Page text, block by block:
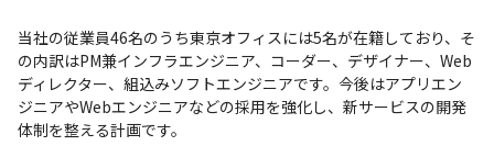
当社の従業員46名のうち東京オフィスには5名が在籍しており、そ
の内訳はPM兼インフラエンジニア、コーダー、デザイナー、Web
ディレクター、組込みソフトエンジニアです。今後はアプリエン
ジニアやWebエンジニアなどの採用を強化し、新サービスの開発
体制を整える計画です。